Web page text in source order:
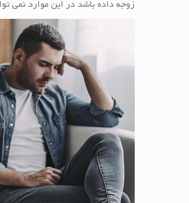
زوجه داده باشد در این موارد نمی